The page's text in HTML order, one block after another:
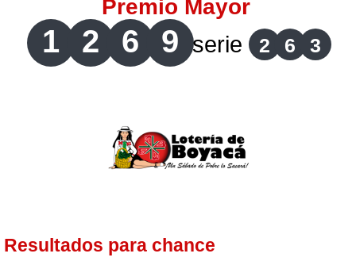
Premio Mayor
1 2 6 9 serie 2 6 3
Resultados para chance